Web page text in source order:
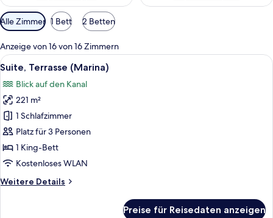
Verfügbare
Filter
für
Zimmer
Alle Zimmer 1 Bett 2 Betten
Anzeige von 16 von 16 Zimmern
Alle
Fotos
für
Suite,
Terrasse
(Marina)
anzeigen
Ein modernes Hotelzimmer mit
11
Suite, Terrasse (Marina)
Blick auf den Kanal
221 m²
1 Schlafzimmer
Platz für 3 Personen
1 King-Bett
Kostenloses WLAN
Weitere Details
Weitere
Preise für Reisedaten anzeigen